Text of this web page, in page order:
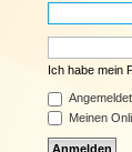
Ich habe mein
Meinen